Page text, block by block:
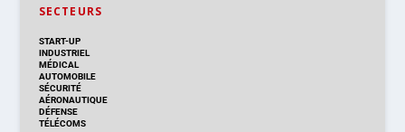
SECTEURS
START-UP
INDUSTRIEL
MÉDICAL
AUTOMOBILE
SÉCURITÉ
AÉRONAUTIQUE
DÉFENSE
TÉLÉCOMS